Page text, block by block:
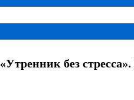
«Утренник без